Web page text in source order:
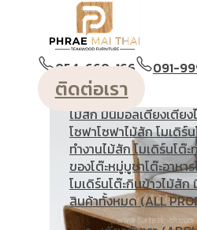
054-660-166 091-
ติดต่อเรา
วางของไม้สัก
ไม้แท้ชุดโต๊ะไม้สัก โมเดิร์น
โต๊ะอาหารตู้ตู้เสื้อผ้า
วางหนังสือตู้หัวเตียง ตู้โ
โมเดิร์น
ประตูนิรภัยคู่ชอ
แกะสลักม้านั่งยาว
ไม้สัก มินิมอลเตียงเตีย
โซฟาโซฟาไม้สัก โมเดิร์น
ทํางานไม้สัก โมเดิร์นโต๊
ของโต๊ะหมู่บูชาโต๊ะอาหาร
โมเดิร์นโต๊ะกินข้าวไม้สัก
สินค้าทั้งหมด (ALL